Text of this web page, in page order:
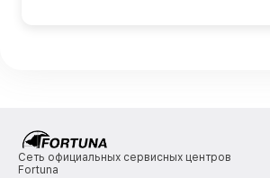
Сеть официальных сервисных центров
Fortuna